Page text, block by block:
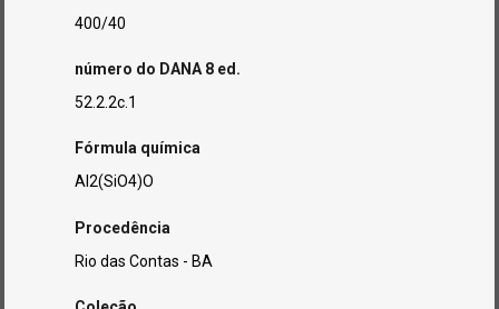
400/40
número do DANA 8 ed.
52.2.2c.1
Fórmula química
Al2(SiO4)O
Procedência
Rio das Contas - BA